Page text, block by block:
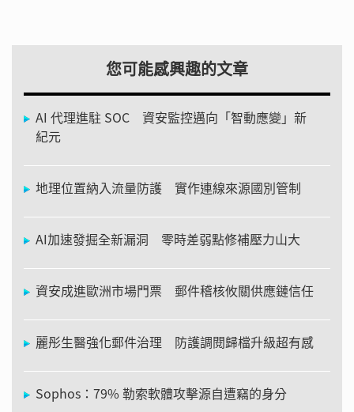
您可能感興趣的文章
AI 代理進駐 SOC 資安監控邁向「智動應變」新
紀元
地理位置納入流量防護 實作連線來源國別管制
AI加速發掘全新漏洞 零時差弱點修補壓力山大
資安成進歐洲市場門票 郵件稽核攸關供應鏈信任
麗彤生醫強化郵件治理 防護調閱歸檔升級超有感
Sophos：79% 勒索軟體攻擊源自遭竊的身分